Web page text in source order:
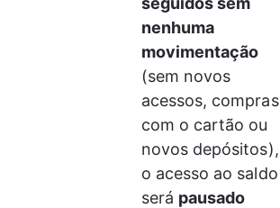
nenhuma
movimentação
(sem novos
acessos, compras
com o cartão ou
novos depósitos),
o acesso ao saldo
será pausado